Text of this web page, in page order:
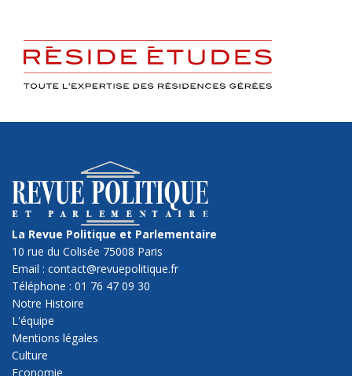
La Revue Politique et Parlementaire
10 rue du Colisée 75008 Paris
Email : contact@revuepolitique.fr
Téléphone : 01 76 47 09 30
Notre Histoire
L'équipe
Mentions légales
Culture
Economie